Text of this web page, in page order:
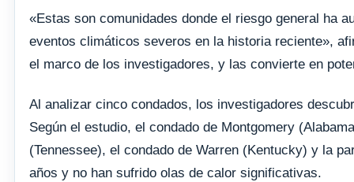
«Estas son comunidades donde el riesgo general ha
eventos climáticos severos en la historia reciente»,
el marco de los investigadores, y las convierte en
Al analizar cinco condados, los investigadores
Según el estudio, el condado de Montgomery
(Tennessee), el condado de Warren (Kentucky) y la
años y no han sufrido olas de calor significativas.